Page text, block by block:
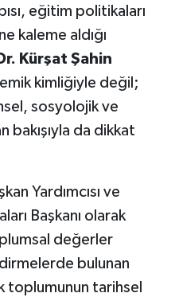
eğitim politikaları
kaleme aldığı
Kürşat Şahin
kimliğiyle değil;
sosyolojik ve
bakışıyla da dikkat
Yardımcısı ve
Başkanı olarak
değerler
bulunan
toplumunun tarihsel